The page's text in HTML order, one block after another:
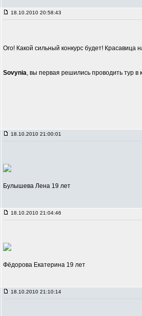
18.10.2010 20:58:43
Ого! Какой сильный конкурс будет! Красавица
Sovynia, вы первая решились проводить тур в
18.10.2010 21:00:01
Булышева Лена 19 лет
18.10.2010 21:04:46
Фёдорова Екатерина 19 лет
18.10.2010 21:10:14